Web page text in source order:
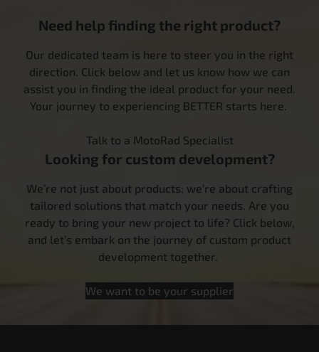
Need help finding the right product?
Our dedicated team is here to steer you in the right
direction. Click below and let us know how we can
assist you in finding the ideal product for your need.
Your journey to experiencing BETTER starts here.
Talk to a MotoRad Specialist
Looking for custom development?
We’re not just about products; we’re about crafting
tailored solutions that match your needs. Are you
ready to bring your new project to life? Click below,
and let’s embark on the journey of custom product
development together.
We want to be your supplier